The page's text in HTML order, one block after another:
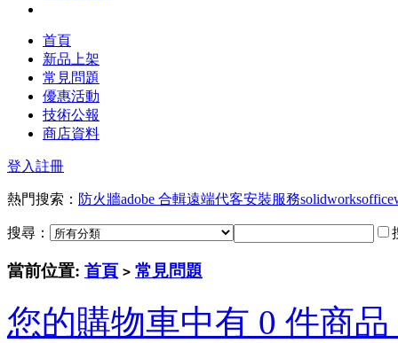
首頁
新品上架
常見問題
優惠活動
技術公報
商店資料
登入註冊
熱門搜索： 防火牆adobe 合輯遠端代客安裝服務solidworksoffice
搜尋：
當前位置: 首頁 > 常見問題
您的購物車中有 0 件商